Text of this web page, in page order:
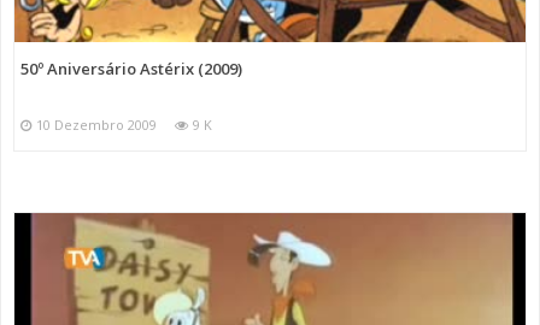
50º Aniversário Astérix (2009)
10 Dezembro 2009 9 K